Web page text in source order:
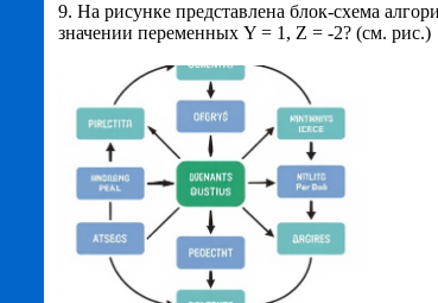
9. На рисунке представлена блок-схема
значении переменных Y = 1, Z = -2? (см. рис.)